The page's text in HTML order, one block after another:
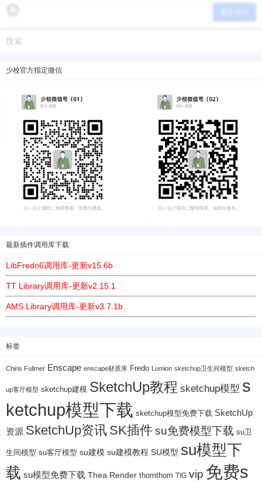
少校官方指定微信
最新插件调用库下载
LibFredo6调用库-更新v15.6b
TT Library调用库-更新v2.15.1
AMS Library调用库-更新v3.7.1b
标签
Chiris Fullmer Enscape enscape材质库 Fredo Lumion sketchup卫生间模型 sketch
up客厅模型 sketchup建模 SketchUp教程 sketchup模型 s
ketchup模型下载 sketchup模型免费下载 SketchUp
资源 SketchUp资讯 SK插件su免费模型下载 su卫
生间模型 su客厅模型 su建模 su建模教程 SU模型 su模型下
载 su模型免费下载 Thea Render thomthom TIG vip 免费s